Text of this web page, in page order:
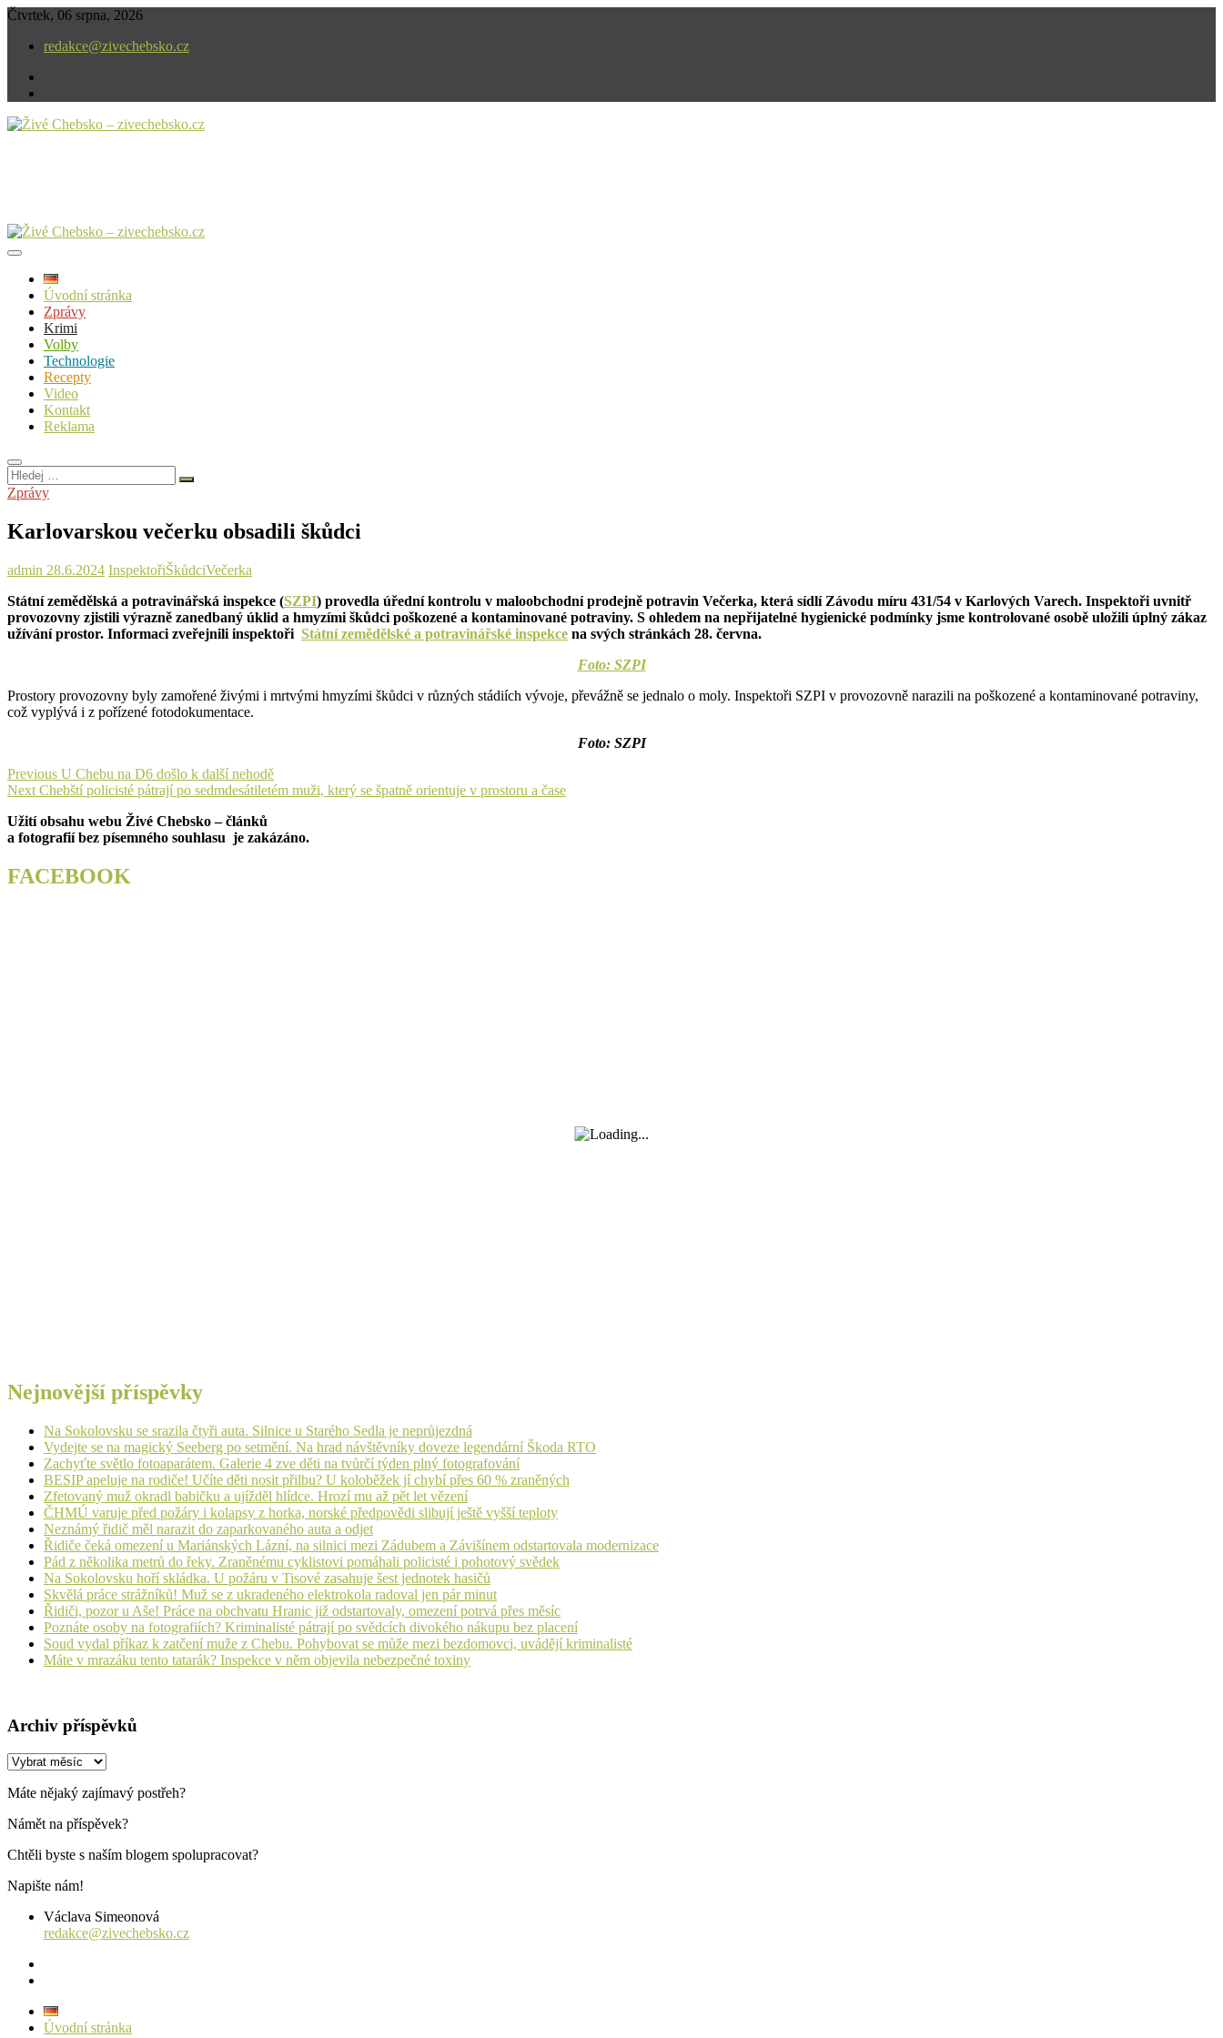
Skip
content
Čtvrtek, 06 srpna, 2026
redakce@zivechebsko.cz
Úvodní stránka
Zprávy
Krimi
Volby
Technologie
Recepty
Video
Kontakt
Reklama
Hledej
…
Zprávy
Karlovarskou večerku obsadili škůdci
admin 28.6.2024 InspektořiŠkůdciVečerka
Státní zemědělská a potravinářská inspekce (SZPI) provedla úřední kontrolu v maloobchodní prodejně potravin Večerka, která sídlí Závodu míru 431/54 v Karlových Varech. Inspektoři uvnitř
provozovny zjistili výrazně zanedbaný úklid a hmyzími škůdci poškozené a kontaminované potraviny. S ohledem na nepřijatelné hygienické podmínky jsme kontrolované osobě uložili úplný zákaz
užívání prostor. Informaci zveřejnili inspektoři Státní zemědělské a potravinářské inspekce na svých stránkách 28. června.
Foto: SZPI
Prostory provozovny byly zamořené živými i mrtvými hmyzími škůdci v různých stádiích vývoje, převážně se jednalo o moly. Inspektoři SZPI v provozovně narazili na poškozené a kontaminované potraviny,
což vyplývá i z pořízené fotodokumentace.
Foto: SZPI
Navigace
pro
příspěvek
Previous Previous
post:
U Chebu na D6 došlo k další nehodě
Next Next
Chebští policisté pátrají po sedmdesátiletém muži, který se špatně orientuje v prostoru a čase
Užití obsahu webu Živé Chebsko – článků
a fotografií bez písemného souhlasu je zakázáno.
FACEBOOK
Nejnovější příspěvky
Na Sokolovsku se srazila čtyři auta. Silnice u Starého Sedla je neprůjezdná
Vydejte se na magický Seeberg po setmění. Na hrad návštěvníky doveze legendární Škoda RTO
Zachyťte světlo fotoaparátem. Galerie 4 zve děti na tvůrčí týden plný fotografování
BESIP apeluje na rodiče! Učíte děti nosit přilbu? U koloběžek jí chybí přes 60 % zraněných
Zfetovaný muž okradl babičku a ujížděl hlídce. Hrozí mu až pět let vězení
ČHMÚ varuje před požáry i kolapsy z horka, norské předpovědi slibují ještě vyšší teploty
Neznámý řidič měl narazit do zaparkovaného auta a odjet
Řidiče čeká omezení u Mariánských Lázní, na silnici mezi Zádubem a Závišínem odstartovala modernizace
Pád z několika metrů do řeky. Zraněnému cyklistovi pomáhali policisté i pohotový svědek
Na Sokolovsku hoří skládka. U požáru v Tisové zasahuje šest jednotek hasičů
Skvělá práce strážníků! Muž se z ukradeného elektrokola radoval jen pár minut
Řidiči, pozor u Aše! Práce na obchvatu Hranic již odstartovaly, omezení potrvá přes měsíc
Poznáte osoby na fotografiích? Kriminalisté pátrají po svědcích divokého nákupu bez placení
Soud vydal příkaz k zatčení muže z Chebu. Pohybovat se může mezi bezdomovci, uvádějí kriminalisté
Máte v mrazáku tento tatarák? Inspekce v něm objevila nebezpečné toxiny
Archiv příspěvků
Archiv
Máte nějaký zajímavý postřeh?
Námět na příspěvek?
Chtěli byste s naším blogem spolupracovat?
Napište nám!
Václava Simeonová
redakce@zivechebsko.cz
Úvodní stránka